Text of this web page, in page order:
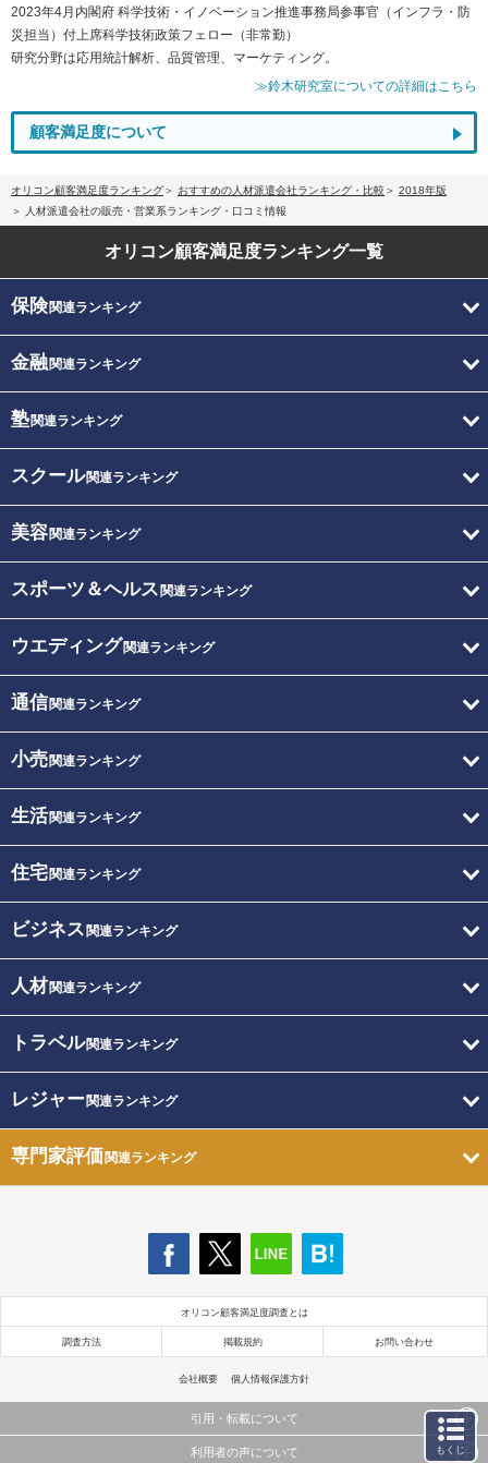
2023年4月内閣府 科学技術・イノベーション推進事務局参事官（インフラ・防
災担当）付上席科学技術政策フェロー（非常勤）
研究分野は応用統計解析、品質管理、マーケティング。
≫鈴木研究室についての詳細はこちら
顧客満足度について
オリコン顧客満足度ランキング おすすめの人材派遣会社ランキング・比較
2018年版
人材派遣会社の販売・営業系ランキング・口コミ情報
オリコン顧客満足度ランキング一覧
保険関連ランキング
金融関連ランキング
塾関連ランキング
スクール関連ランキング
美容関連ランキング
スポーツ＆ヘルス 関連ランキング
ウエディング関連ランキング
通信関連ランキング
小売関連ランキング
生活関連ランキング
住宅関連ランキング
ビジネス 関連ランキング
人材関連ランキング
トラベル関連ランキング
レジャー関連ランキング
専門家評価関連ランキング
オリコン顧客満足度調査とは
調査方法 掲載規約 お問い合わせ
会社概要 個人情報保護方針
引用・転載について
当サイトで公開されている情報（文字、写真、イラスト、画像データ等）及びこれらの配置・
利用者の声について もくじ